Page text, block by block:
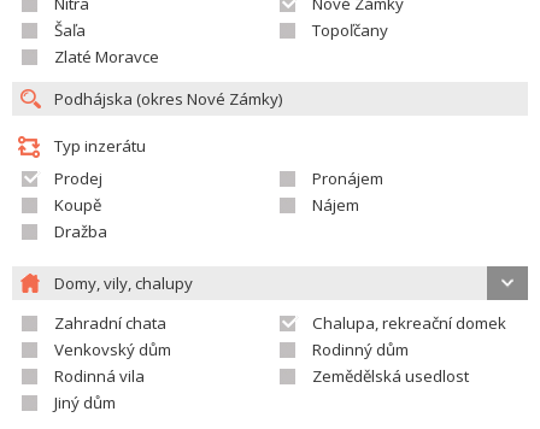
Šaľa
Topoľčany
Zlaté Moravce
Typ inzerátu
Prodej
Pronájem
Koupě
Nájem
Dražba
Domy, vily, chalupy
Zahradní chata
Chalupa, rekreační domek
Venkovský dům
Rodinný dům
Rodinná vila
Zemědělská usedlost
Jiný dům